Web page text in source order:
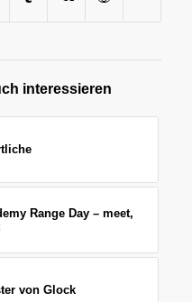
interessieren
Range Day – meet,
von Glock